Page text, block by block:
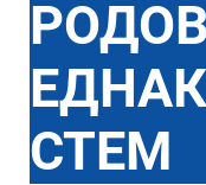
СТЕМ